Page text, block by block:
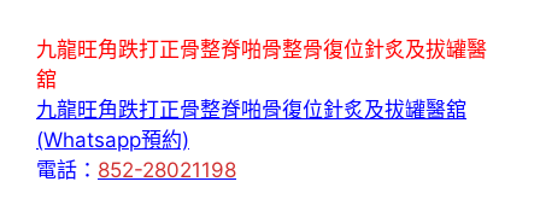
九龍旺角跌打正骨整脊啪骨整骨復位針炙及拔罐醫
舘
九龍旺角跌打正骨整脊啪骨復位針炙及拔罐醫舘
(Whatsapp預約)
電話： 852-28021198